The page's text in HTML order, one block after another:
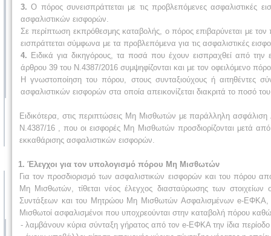
3. Ο πόρος συνεισπράττεται με τις προβλεπόμενες ασφαλιστικές
ασφαλιστικών εισφορών.
Σε περίπτωση εκπρόθεσμης καταβολής, ο πόρος επιβαρύνεται με τον
εισπράττεται σύμφωνα με τα προβλεπόμενα για τις ασφαλιστικές
4. Ειδικά για δικηγόρους, τα ποσά που έχουν εισπραχθεί από
άρθρου 39 του Ν.4387/2016 συμψηφίζονται και με τον οφειλόμενο
Η γνωστοποίηση του πόρου, στους συνταξιούχους ή αιτηθέντες
ασφαλιστικών εισφορών στα οποία απεικονίζεται διακριτά το
Ειδικότερα, στις περιπτώσεις Μη Μισθωτών με παράλληλη
Ν.4387/16 , που οι εισφορές Μη Μισθωτών προσδιορίζονται μετά
εκκαθάρισης ασφαλιστικών εισφορών.
1. Έλεγχοι για τον υπολογισμό πόρου Μη Μισθωτών
Για τον προσδιορισμό των ασφαλιστικών εισφορών και του πόρου
Μη Μισθωτών, τίθεται νέος έλεγχος διασταύρωσης των
Συντάξεων και του Μητρώου Μη Μισθωτών Ασφαλισμένων e-ΕΦΚΑ,
Μισθωτοί ασφαλισμένοι που υποχρεούνται στην καταβολή πόρου
- λαμβάνουν κύρια σύνταξη γήρατος από τον e-ΕΦΚΑ την ίδια